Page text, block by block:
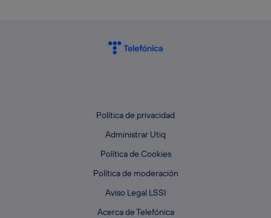
Política de privacidad
Administrar Utiq
Política de Cookies
Política de moderación
Aviso Legal LSSI
Acerca de Telefónica